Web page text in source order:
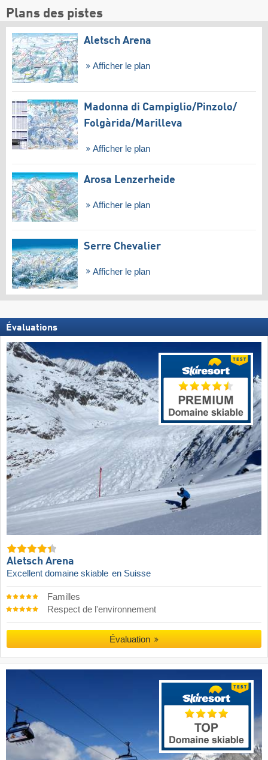
Plans des pistes
Aletsch Arena
Afficher le plan
Madonna di Campiglio/​Pinzolo/​
Folgàrida/​Marilleva
Afficher le plan
Arosa Lenzerheide
Afficher le plan
Serre Chevalier
Afficher le plan
Évaluations
Aletsch Arena
Excellent domaine skiable en Suisse
Familles
Respect de l'environnement
Évaluation